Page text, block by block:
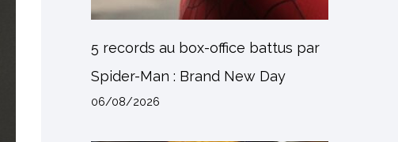
5 records au box-office battus par
Spider-Man : Brand New Day
06/08/2026